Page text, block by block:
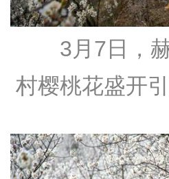
3月7日，
村樱桃花盛开